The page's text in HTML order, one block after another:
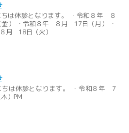
ちは休診となります。 ・令和８年 ８
） ・令和８年 ８月 17日（月） ・
月 18日（火）
ちは休診となります。 ・令和８年 7
）PM